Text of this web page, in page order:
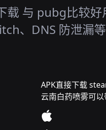
载 与 pubg比较好
、DNS 防泄漏等
APK直接下载
云南白药喷雾可以